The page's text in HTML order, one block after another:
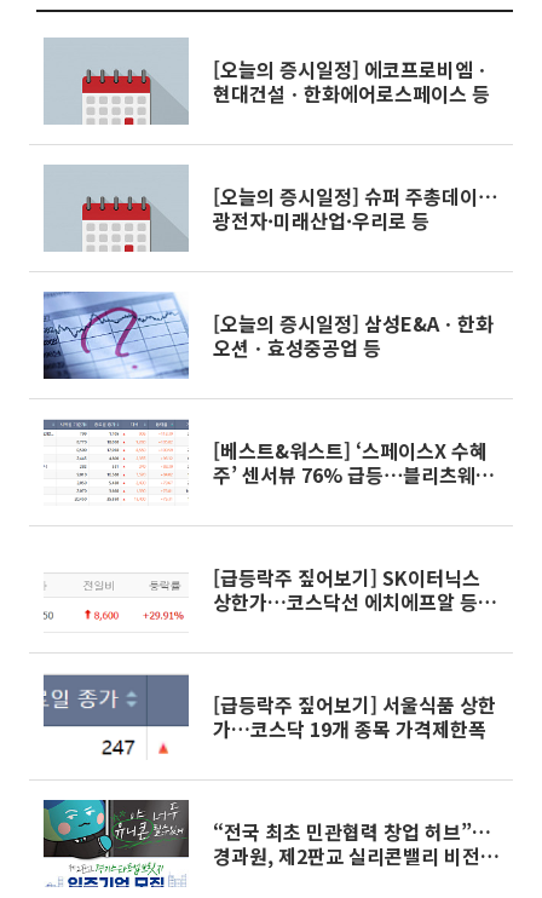
[오늘의 증시일정] 에코프로비엠ㆍ
현대건설ㆍ한화에어로스페이스 등
[오늘의 증시일정] 슈퍼 주총데이⋯
광전자·미래산업·우리로 등
[오늘의 증시일정] 삼성E&Aㆍ한화
오션ㆍ효성중공업 등
[베스트&워스트] ‘스페이스X 수혜
주’ 센서뷰 76% 급등⋯블리츠웨이
[급등락주 짚어보기] SK이터닉스
상한가…코스닥선 에치에프알 등
[급등락주 짚어보기] 서울식품 상한
가…코스닥 19개 종목 가격제한폭
“전국 최초 민관협력 창업 허브”…
경과원, 제2판교 실리콘밸리 비전